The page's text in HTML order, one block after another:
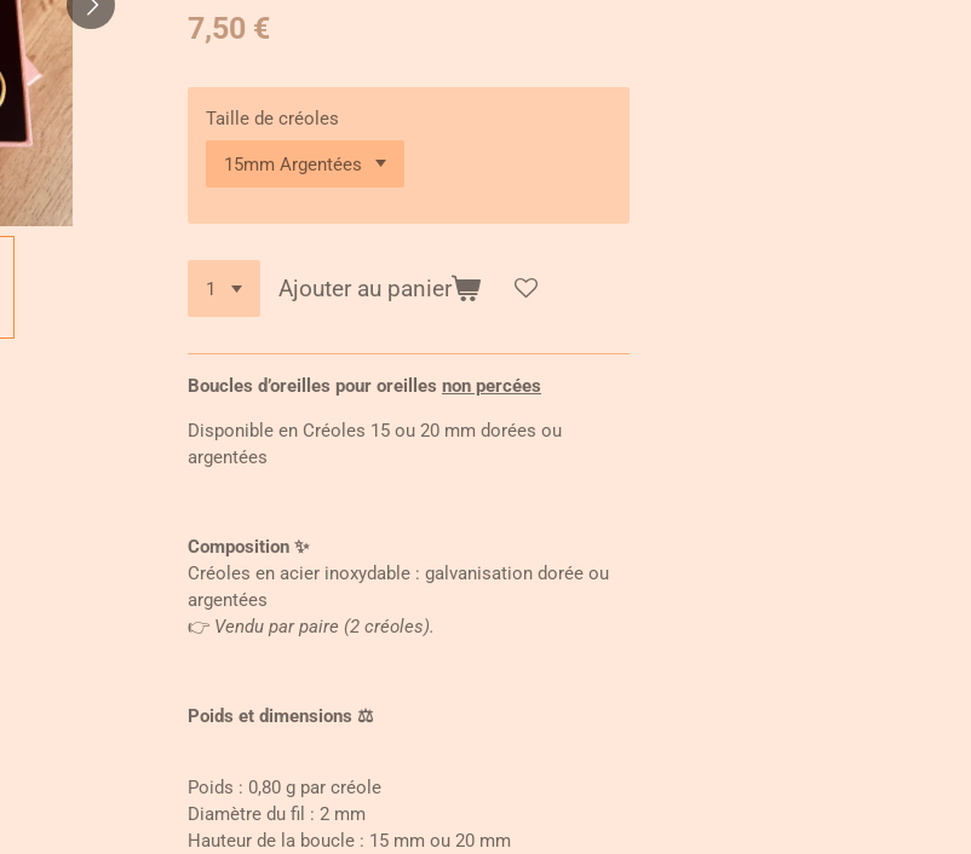
7,50 €
Taille de créoles
Ajouter au panier
Boucles d’oreilles pour oreilles non percées
Disponible en Créoles 15 ou 20 mm dorées ou
argentées
Composition ✨
Créoles en acier inoxydable : galvanisation dorée ou
argentées
👉 Vendu par paire (2 créoles).
Poids et dimensions ⚖️
Poids : 0,80 g par créole
Diamètre du fil : 2 mm
Hauteur de la boucle : 15 mm ou 20 mm